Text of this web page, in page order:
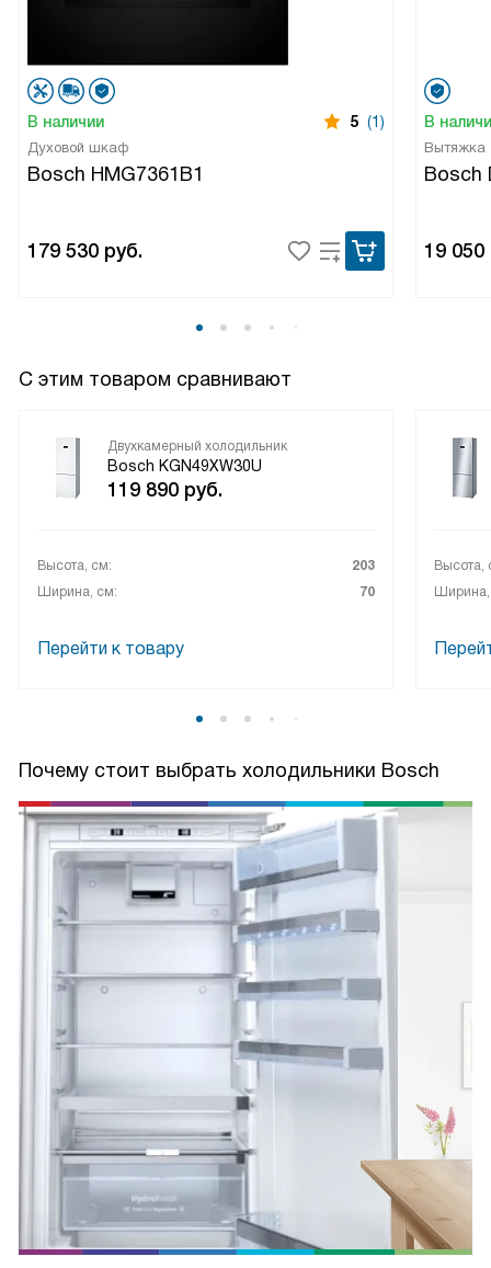
В наличии 5 (1)
Духовой шкаф
Bosch HMG7361B1
179 530 руб.
В
Вытяжка
Bosch
19 050
С этим товаром сравнивают
Двухкамерный холодильник
Bosch KGN49XW30U
119 890 руб.
Высота, см:
203
Ширина, см:
70
Перейти к товару
Высота,
Почему стоит выбрать холодильники Bosch